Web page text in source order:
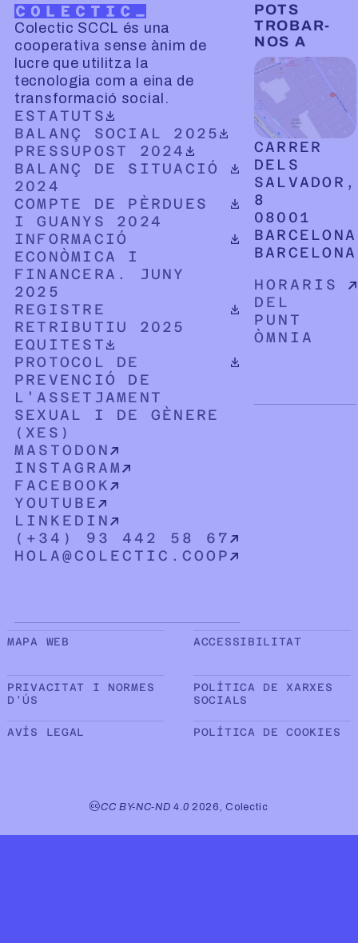
Colectic SCCL és una
cooperativa sense ànim de
lucre que utilitza la
tecnologia com a eina de
transformació social.
ESTATUTS
DOCUMENT PDF DESCARREGABLE
BALANÇ SOCIAL 2025
DOCUMENT PDF DESCARREGABLE
PRESSUPOST 2024
DOCUMENT PDF DESCARREGABLE
BALANÇ DE SITUACIÓ
2024
DOCUMENT PDF DESCARREGABLE
COMPTE DE PÈRDUES
I GUANYS 2024
DOCUMENT PDF DESCARREGABLE
INFORMACIÓ
ECONÒMICA I
FINANCERA. JUNY
2025
DOCUMENT PDF DESCARREGABLE
REGISTRE
RETRIBUTIU 2025
DOCUMENT PDF DESCARREGABLE
EQUITEST
DOCUMENT PDF DESCARREGABLE
PROTOCOL DE
PREVENCIÓ DE
L'ASSETJAMENT
SEXUAL I DE GÈNERE
(XES)
DOCUMENT PDF DESCARREGABLE
MASTODON
INSTAGRAM
FACEBOOK
YOUTUBE
LINKEDIN
(+34) 93 442 58 67
HOLA@COLECTIC.COOP
POTS
TROBAR-
NOS A
CARRER
DELS
SALVADOR,
8
08001
BARCELONA
BARCELONA
HORARIS
DEL
PUNT
ÒMNIA
Sub peu de pàgina
MAPA WEB ACCESSIBILITAT
PRIVACITAT I NORMES
D'ÚS
POLÍTICA DE XARXES
SOCIALS
AVÍS LEGAL POLÍTICA DE COOKIES
CC BY-NC-ND 4.0 2026, Colectic